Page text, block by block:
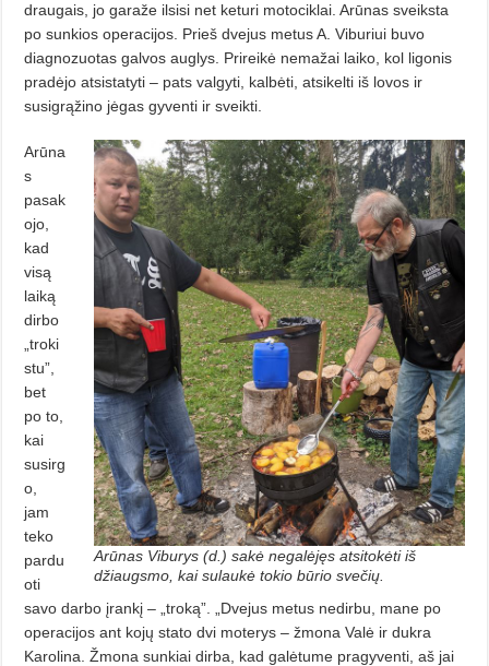
draugais, jo garaže ilsisi net keturi motociklai. Arūnas sveiksta
po sunkios operacijos. Prieš dvejus metus A. Viburiui buvo
diagnozuotas galvos auglys. Prireikė nemažai laiko, kol ligonis
pradėjo atsistatyti – pats valgyti, kalbėti, atsikelti iš lovos ir
susigrąžino jėgas gyventi ir sveikti.
Arūnas Viburys (d.) sakė negalėjęs atsitokėti iš
džiaugsmo, kai su­lau­kė tokio būrio svečių.
Arūna
s
pasak
ojo,
kad
visą
laiką
dirbo
„troki
stu”,
bet
po to,
kai
susirg
o,
jam
teko
pardu
oti
savo darbo įrankį – „troką”. „Dvejus metus nedirbu, mane po
operacijos ant kojų stato dvi moterys – žmona Valė ir dukra
Karolina. Žmona sunkiai dirba, kad galėtume pragyventi, aš jai